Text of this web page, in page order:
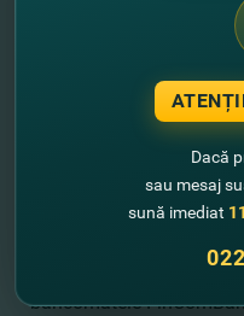
Mastercard Standard
pentru
banking FinComPay;
pentru
cardurile FinComBank;
la primirea
FinComBank de pe
pentru primele
bancomatele
Dacă
sau mesaj
sună imediat